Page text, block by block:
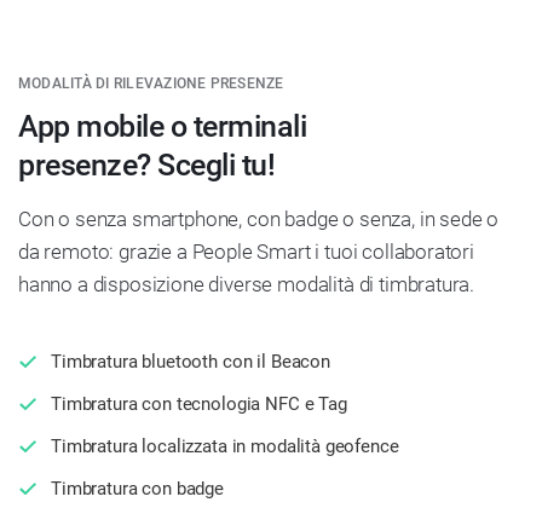
MODALITÀ DI RILEVAZIONE PRESENZE
App mobile o terminali
presenze? Scegli tu!
Con o senza smartphone, con badge o senza, in sede o
da remoto: grazie a People Smart i tuoi collaboratori
hanno a disposizione diverse modalità di timbratura.
Timbratura bluetooth con il Beacon
Timbratura con tecnologia NFC e Tag
Timbratura localizzata in modalità geofence
Timbratura con badge